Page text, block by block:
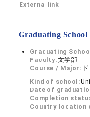
External link
Graduating School
Graduating
Faculty:文学部
Course / Major:
Kind of school:
Date of
Completion
Country location